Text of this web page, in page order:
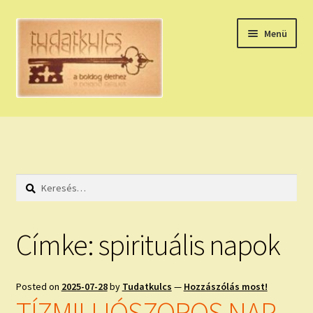
Ugrás
navigációhoz
Kilépés
tartalomba
Menü
HÚZZ EGY KÁRTYÁT!
HOLDNAPTÁR
NAPI ASZTROLÓGIA
KÉRJ EGY MEGERŐSÍTÉST!
Keresés:
Címke:spirituális napok
Posted on 2025-07-28by Tudatkulcs — Hozzászólás most!